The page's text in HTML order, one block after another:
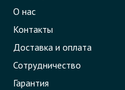
О нас
Контакты
Доставка и оплата
Сотрудничество
Гарантия